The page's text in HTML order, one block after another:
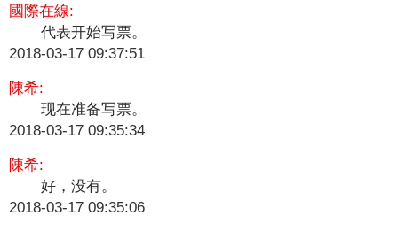
國際在線:
代表开始写票。
2018-03-17 09:37:51
陳希:
现在准备写票。
2018-03-17 09:35:34
陳希:
好，没有。
2018-03-17 09:35:06